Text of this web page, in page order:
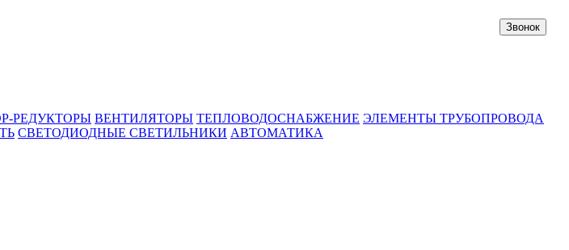
РЕДУКТОРЫ ВЕНТИЛЯТОРЫ ТЕПЛОВОДОСНАБЖЕНИЕ ЭЛЕМЕНТЫ ТРУБОПРОВОДА
СВЕТОДИОДНЫЕ СВЕТИЛЬНИКИ АВТОМАТИКА
Звонок